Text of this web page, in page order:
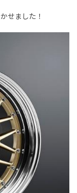
せました！